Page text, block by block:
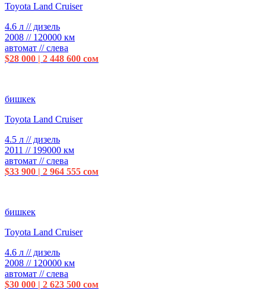
Toyota Land Cruiser
4.6 л // дизель
2008 // 120000 км
автомат // слева
$28 000 | 2 448 600 сом
бишкек
Toyota Land Cruiser
4.5 л // дизель
2011 // 199000 км
автомат // слева
$33 900 | 2 964 555 сом
бишкек
Toyota Land Cruiser
4.6 л // дизель
2008 // 120000 км
автомат // слева
$30 000 | 2 623 500 сом